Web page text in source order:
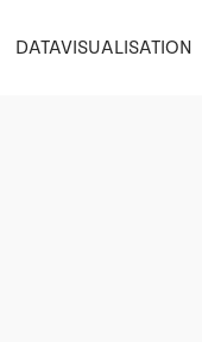
DATAVISUALISATION